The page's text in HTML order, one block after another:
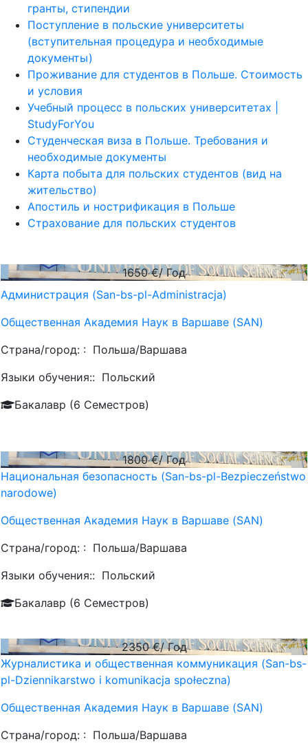
гранты, стипендии
Поступление в польские университеты
(вступительная процедура и необходимые
документы)
Проживание для студентов в Польше. Стоимость
и условия
Учебный процесс в польских университетах |
StudyForYou
Студенческая виза в Польше. Требования и
необходимые документы
Карта побыта для польских студентов (вид на
жительство)
Апостиль и нострификация в Польше
Страхование для польских студентов
1650€/ Год
Администрация (San-bs-pl-Administracja)
Общественная Академия Наук в Варшаве (SAN)
Страна/город: : Польша/Варшава
Языки обучения:: Польский
Бакалавр (6 Семестров)
1800€/ Год
Национальная безопасность (San-bs-pl-Bezpieczeństwo
narodowe)
Общественная Академия Наук в Варшаве (SAN)
Страна/город: : Польша/Варшава
Языки обучения:: Польский
Бакалавр (6 Семестров)
2350€/ Год
Журналистика и общественная коммуникация (San-bs-
pl-Dziennikarstwo i komunikacja społeczna)
Общественная Академия Наук в Варшаве (SAN)
Страна/город: : Польша/Варшава